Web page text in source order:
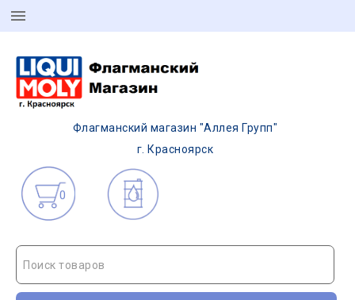
Флагманский магазин "Аллея Групп"
г. Красноярск
0
Поиск товаров